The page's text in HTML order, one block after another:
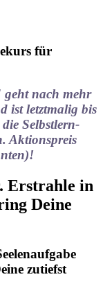
für
nach mehr
ist letztmalig bis
Selbstlern-
Aktionspreis
Erstrahle in
Deine
zutiefst